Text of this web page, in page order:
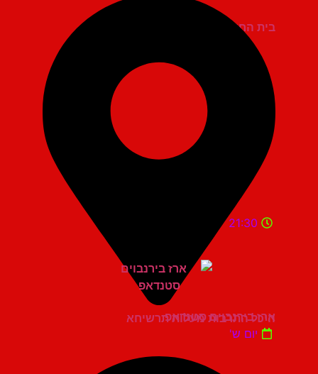
בית החייל תל אביב
היכל התרבות מעלות תרשיחא
21:30
ארז בירנבוים סטנדאפ
יום ש'